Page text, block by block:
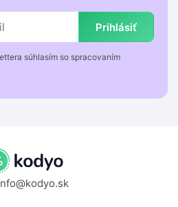
Prihlásiť
súhlasím so spracovaním